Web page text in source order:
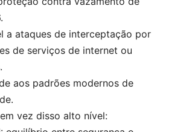
a ataques de interceptação por
de serviços de internet ou
aos padrões modernos de
vez disso alto nível: